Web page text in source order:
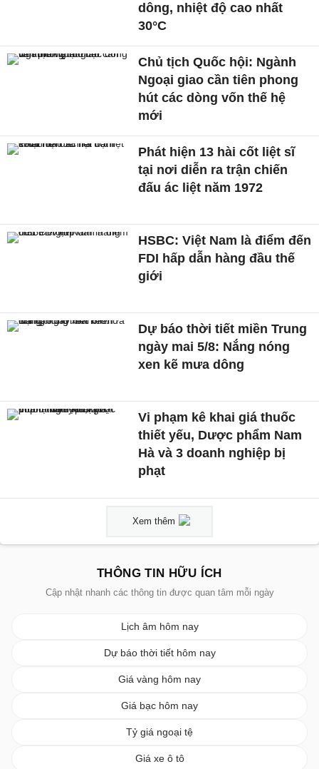
dông, nhiệt độ cao nhất
30°C
Chủ tịch Quốc hội: Ngành
Ngoại giao cần tiên phong
hút các dòng vốn thế hệ
mới
Phát hiện 13 hài cốt liệt sĩ
tại nơi diễn ra trận chiến
đấu ác liệt năm 1972
HSBC: Việt Nam là điểm đến
FDI hấp dẫn hàng đầu thế
giới
Dự báo thời tiết miền Trung
ngày mai 5/8: Nắng nóng
xen kẽ mưa dông
Vi phạm kê khai giá thuốc
thiết yếu, Dược phẩm Nam
Hà và 3 doanh nghiệp bị
phạt
Xem thêm
THÔNG TIN HỮU ÍCH
Cập nhật nhanh các thông tin được quan tâm mỗi ngày
Lịch âm hôm nay
Dự báo thời tiết hôm nay
Giá vàng hôm nay
Giá bạc hôm nay
Tỷ giá ngoại tệ
Giá xe ô tô